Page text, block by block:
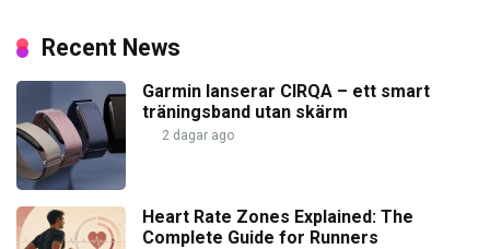
Recent News
Garmin lanserar CIRQA – ett smart
träningsband utan skärm
2 dagar ago
Heart Rate Zones Explained: The
Complete Guide for Runners